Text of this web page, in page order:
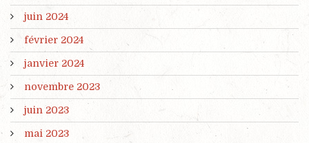
juin 2024
février 2024
janvier 2024
novembre 2023
juin 2023
mai 2023